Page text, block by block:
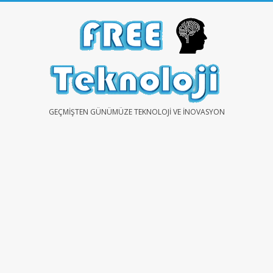
FREEGEÇMIŞTEN GÜNÜMÜZE TEKNOLOJI VE İNOVASYON